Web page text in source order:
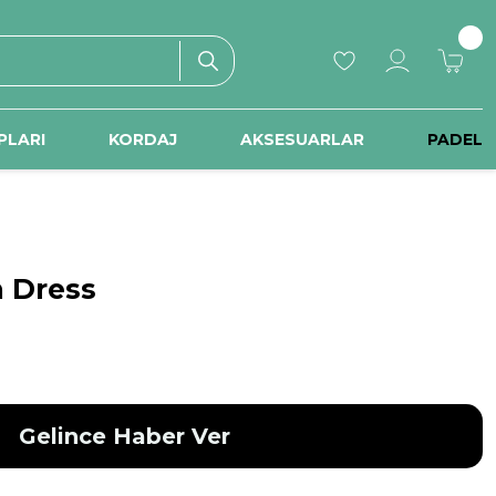
KORDAJ AKSESUARLAR PADEL
Dress
Gelince Haber Ver